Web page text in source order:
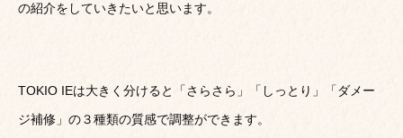
の紹介をしていきたいと思います。
TOKIO IEは大きく分けると「さらさら」「しっとり」「ダメー
ジ補修」の３種類の質感で調整ができます。